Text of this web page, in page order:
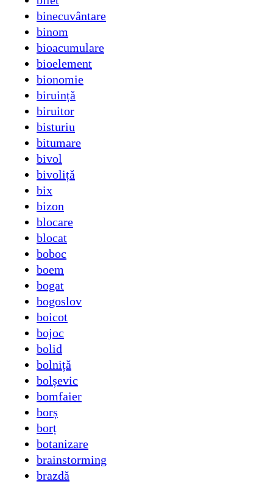
binecuvântare
binom
bioacumulare
bioelement
bionomie
biruință
biruitor
bisturiu
bitumare
bivol
bivoliță
bix
bizon
blocare
blocat
boboc
boem
bogat
bogoslov
boicot
bojoc
bolid
bolniță
bolșevic
bomfaier
borș
borț
botanizare
brainstorming
brazdă